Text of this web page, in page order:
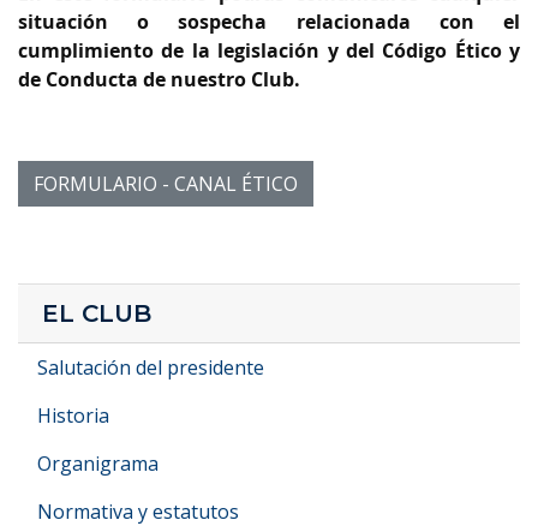
situación o sospecha relacionada con el
cumplimiento de la legislación y del Código Ético y
de Conducta de nuestro Club.
FORMULARIO - CANAL ÉTICO
EL CLUB
Salutación del presidente
Historia
Organigrama
Normativa y estatutos